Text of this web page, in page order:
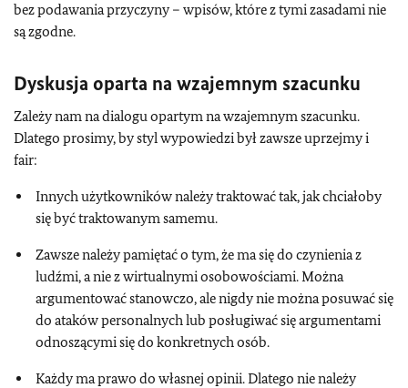
bez podawania przyczyny – wpisów, które z tymi zasadami nie
są zgodne.
Dyskusja oparta na wzajemnym szacunku
Zależy nam na dialogu opartym na wzajemnym szacunku.
Dlatego prosimy, by styl wypowiedzi był zawsze uprzejmy i
fair:
Innych użytkowników należy traktować tak, jak chciałoby
się być traktowanym samemu.
Zawsze należy pamiętać o tym, że ma się do czynienia z
ludźmi, a nie z wirtualnymi osobowościami. Można
argumentować stanowczo, ale nigdy nie można posuwać się
do ataków personalnych lub posługiwać się argumentami
odnoszącymi się do konkretnych osób.
Każdy ma prawo do własnej opinii. Dlatego nie należy